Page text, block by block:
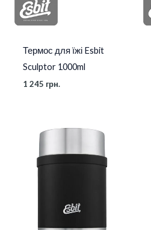
Термос для їжі Esbit
Sculptor 1000ml
1 245 грн.